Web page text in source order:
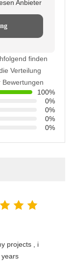
Anbieter
finden
Verteilung
Bewertungen
100%
0%
0%
0%
0%
projects , i
years